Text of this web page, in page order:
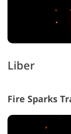
Liber